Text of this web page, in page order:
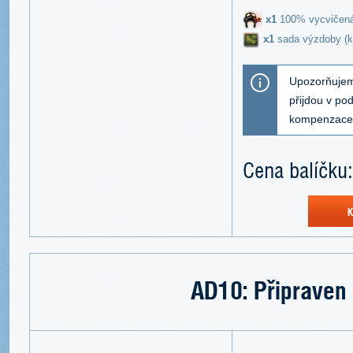
x1 100%
х1 sada výzdoby
přijdou v
Cena
AD10: